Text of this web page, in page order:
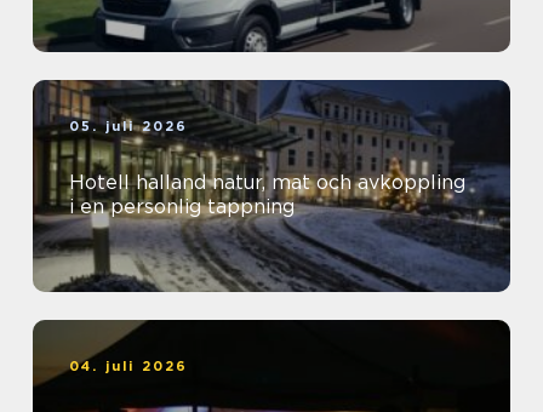
05. juli 2026
Hotell halland natur, mat och avkoppling
i en personlig tappning
04. juli 2026